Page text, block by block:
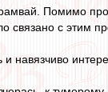
Помимо
связано с этим
навязчиво